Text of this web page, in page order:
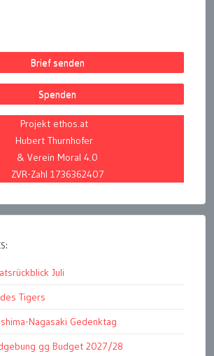
Brief senden
Spenden
Projekt ethos.at
Hubert Thurnhofer
& Verein Moral 4.0
ZVR-Zahl 1736362407
Juli
Tigers
Nagasaki Gedenktag
gg Budget 2027/28